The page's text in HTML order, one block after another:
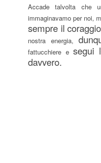
Accade talvolta che
immaginavamo per noi,
sempre il
nostra energia,
fattucchiere esegui
davvero.